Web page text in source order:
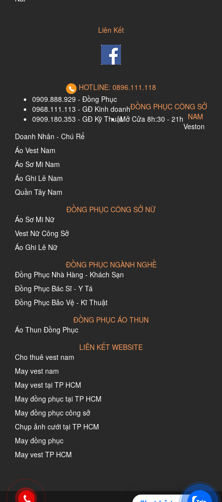
Liên Kết
HOTLINE: 0896.111.118
0909.888.929 - Đồng Phục
0968.111.113 - GĐ Kinh doanh
0909.180.353 - GĐ Kỹ ThuậtMở Cửa 8h:30 - 21h
ĐỒNG PHỤC CÔNG SỞ
NAM
Veston
Doanh Nhân - Chú Rể
Áo Vest Nam
Áo Sơ Mi Nam
Áo Ghi Lê Nam
Quần Tây Nam
ĐỒNG PHỤC CÔNG SỞ NỮ
Áo Sơ Mi Nữ
Vest Nữ Công Sở
Áo Ghi Lê Nữ
ĐỒNG PHỤC NGÀNH NGHỀ
Đồng Phục Nhà Hàng - Khách Sạn
Đồng Phục Bác Sĩ - Y Tá
Đồng Phục Bảo Vệ - Kĩ Thuật
ĐỒNG PHỤC ÁO THUN
Áo Thun Đồng Phục
LIÊN KẾT WEBSITE
Cho thuê vest nam
May vest nam
May vest tại TP HCM
May đồng phục tại TP HCM
May đồng phục công sở
Chụp ảnh cưới tại TP HCM
May đồng phục
May vest TP HCM